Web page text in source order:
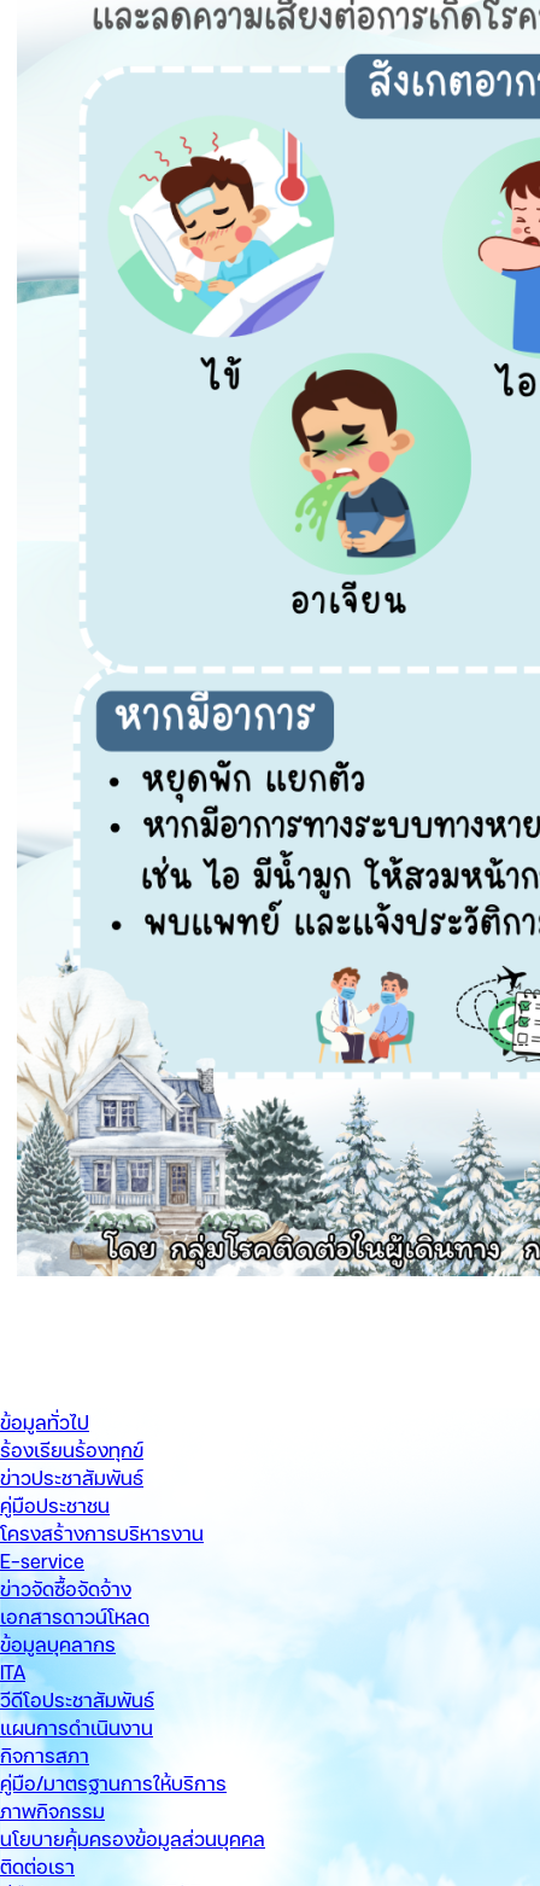
ข้อมูลทั่วไป
ร้องเรียนร้องทุกข์
ข่าวประชาสัมพันธ์
คู่มือประชาชน
โครงสร้างการบริหารงาน
E-service
ข่าวจัดซื้อจัดจ้าง
เอกสารดาวน์โหลด
ข้อมูลบุคลากร
ITA
วีดีโอประชาสัมพันธ์
แผนการดำเนินงาน
กิจการสภา
คู่มือ/มาตรฐานการให้บริการ
ภาพกิจกรรม
นโยบายคุ้มครองข้อมูลส่วนบุคคล
ติดต่อเรา